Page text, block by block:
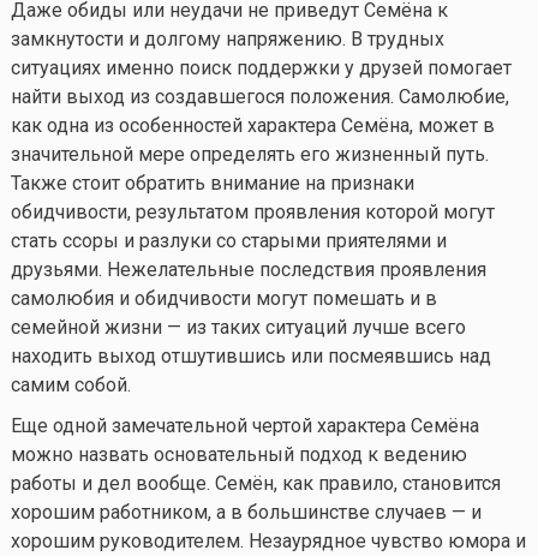
Даже обиды или неудачи не приведут Семёна к
замкнутости и долгому напряжению. В трудных
ситуациях именно поиск поддержки у друзей помогает
найти выход из создавшегося положения. Самолюбие,
как одна из особенностей характера Семёна, может в
значительной мере определять его жизненный путь.
Также стоит обратить внимание на признаки
обидчивости, результатом проявления которой могут
стать ссоры и разлуки со старыми приятелями и
друзьями. Нежелательные последствия проявления
самолюбия и обидчивости могут помешать и в
семейной жизни — из таких ситуаций лучше всего
находить выход отшутившись или посмеявшись над
самим собой.
Еще одной замечательной чертой характера Семёна
можно назвать основательный подход к ведению
работы и дел вообще. Семён, как правило, становится
хорошим работником, а в большинстве случаев — и
хорошим руководителем. Незаурядное чувство юмора и